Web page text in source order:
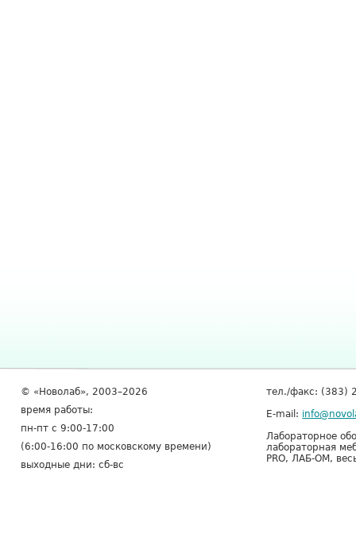
© «Новолаб», 2003–2026
время работы:
пн-пт с 9:00-17:00
(6:00-16:00 по московскому времени)
выходные дни: сб-вс
тел./факс: (383)
E-mail:
Лабораторное
лабораторная
PRO, ЛАБ-ОМ,